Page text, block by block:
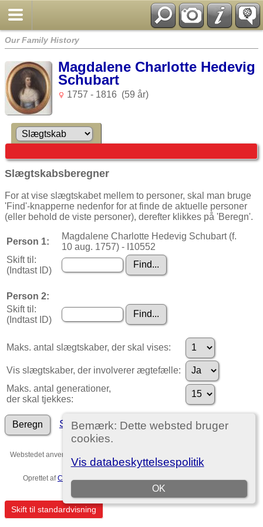
Our Family History
Bemærk: Dette websted bruger
cookies.
Vis databeskyttelsespolitik
OK
Magdalene Charlotte Hedevig
Schubart
1757 - 1816 (59 år)
Slægtskabsberegner
For at vise slægtskabet mellem to personer, skal man bruge
'Find'-knapperne nedenfor for at finde de aktuelle personer
(eller behold de viste personer), derefter klikkes på 'Beregn'.
Person 1:
Magdalene Charlotte Hedevig Schubart (f.
10 aug. 1757) - I10552
Skift til:
(Indtast ID)
Person 2:
Skift til:
(Indtast ID)
Maks. antal slægtskaber, der skal vises:
Vis slægtskaber, der involverer ægtefælle:
Maks. antal generationer,
der skal tjekkes:
Søg efter andre forbindelser
Webstedet anvender
forfattet af Darrin Lythgoe © 2001-2026.
Oprettet afChristian Ditlev Reventlow
Template no. 7
Skift til standardvisning